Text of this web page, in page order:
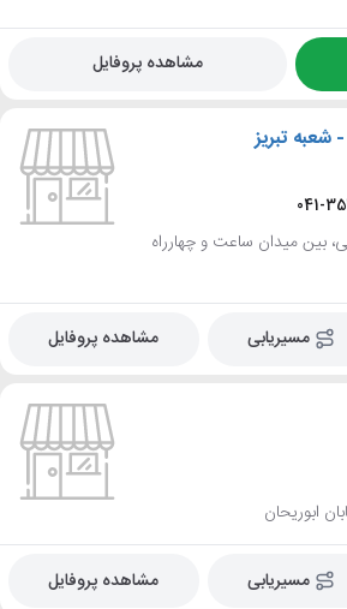
مشاهده پروفایل
تبریز
041-
بین میدان ساعت و چهارراه
مسیریابی مشاهده پروفایل
ابوریحان
مسیریابی مشاهده پروفایل